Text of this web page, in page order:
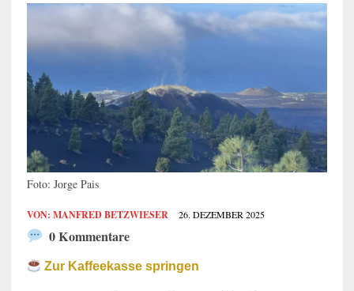
Foto: Jorge Pais
VON: MANFRED BETZWIESER 26. DEZEMBER 2025
0 Kommentare
Zur Kaffeekasse springen